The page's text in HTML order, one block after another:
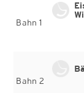
Bahn 1
Bahn 2